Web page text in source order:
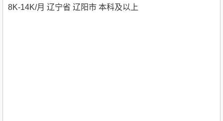
8K-14K/月 辽宁省 辽阳市 本科及以上